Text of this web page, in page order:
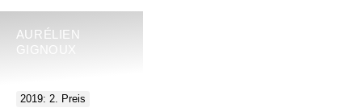
AURÉLIEN
GIGNOUX
2019: 2. Preis